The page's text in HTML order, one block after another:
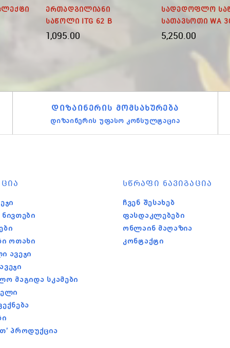
Ერთადგილიანი
Საწოლი ITG 62 B
1,095.00
Სადედოფლო
Სათავსოთი WA
5,250.00
ᲓᲘᲖᲐᲘᲜᲔᲠᲘᲡ ᲛᲝᲛᲡᲐᲮᲣᲠᲔᲑᲐ
დიზაინერის უფასო კონსულტაცია
Ოთახი
Ავეჯი
Მაგიდა Სკამები
Პროდუქცია
ᲡᲬᲠᲐᲤᲘ ᲜᲐᲕᲘᲒᲐᲪᲘᲐ
Ჩვენ Შესახებ
Ფასდაკლებები
Ონლაინ Მაღაზია
Კონტაქტი